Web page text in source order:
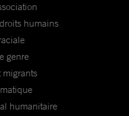
humains
genre
migrants
humanitaire